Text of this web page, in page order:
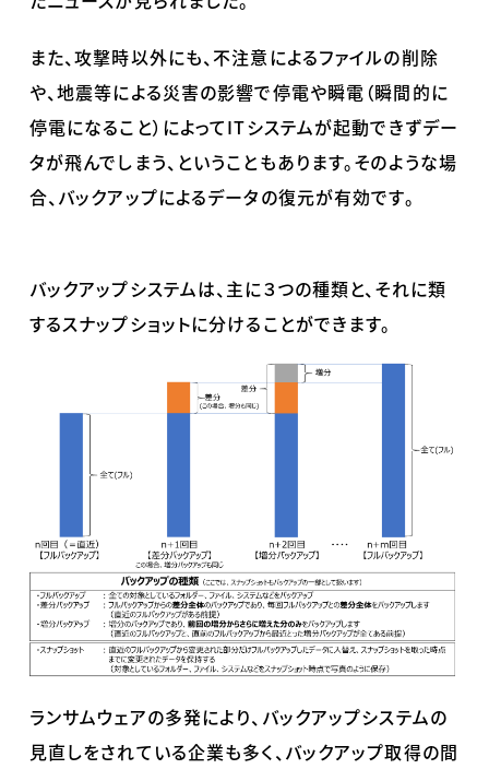
また、攻撃時以外にも、不注意によるファイルの削除
や、地震等による災害の影響で停電や瞬電（瞬間的に
停電になること）によってITシステムが起動できずデー
タが飛んでしまう、ということもあります。そのような場
合、バックアップによるデータの復元が有効です。
バックアップシステムは、主に３つの種類と、それに類
するスナップショットに分けることができます。
ランサムウェアの多発により、バックアップシステムの
見直しをされている企業も多く、バックアップ取得の間